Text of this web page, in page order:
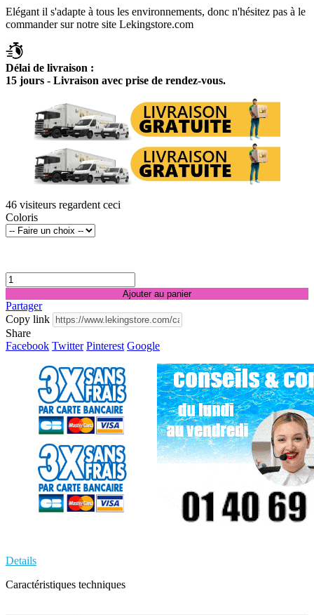
Elégant il s'adapte à tous les environnements, donc n'hésitez pas à le
commander sur notre site Lekingstore.com
Délai de livraison :
15 jours - Livraison avec prise de rendez-vous.
46 visiteurs regardent ceci
Coloris
Ajouter au panier
Partager
Copy link
Share
Facebook Twitter Pinterest Google
Details
Caractéristiques techniques